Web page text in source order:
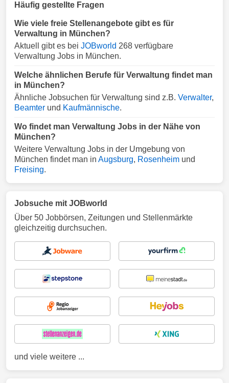
Häufig gestellte Fragen
Wie viele freie Stellenangebote gibt es für
Verwaltung in München?
Aktuell gibt es bei JOBworld 268 verfügbare
Verwaltung Jobs in München.
Welche ähnlichen Berufe für Verwaltung findet man
in München?
Ähnliche Jobsuchen für Verwaltung sind z.B. Verwalter,
Beamter und Kaufmännische.
Wo findet man Verwaltung Jobs in der Nähe von
München?
Weitere Verwaltung Jobs in der Umgebung von
München findet man in Augsburg, Rosenheim und
Freising.
Jobsuche mit JOBworld
Über 50 Jobbörsen, Zeitungen und Stellenmärkte
gleichzeitig durchsuchen.
und viele weitere ...